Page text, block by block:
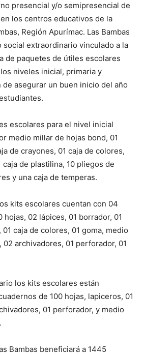
presencial y/o semipresencial de
los centros educativos de la
Región Apurímac. Las Bambas
social extraordinario vinculado a la
de paquetes de útiles escolares
niveles inicial, primaria y
asegurar un buen inicio del año
escolares para el nivel inicial
medio millar de hojas bond, 01
de crayones, 01 caja de colores,
caja de plastilina, 10 pliegos de
y una caja de temperas.
kits escolares cuentan con 04
hojas, 02 lápices, 01 borrador, 01
caja de colores, 01 goma, medio
archivadores, 01 perforador, 01
los kits escolares están
de 100 hojas, lapiceros, 01
01 perforador, y medio
Bambas beneficiará a 1445